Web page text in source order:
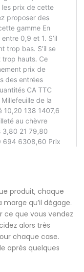
produit, chaque
qu’il dégage.
que vous vendez
alors très
chaque case.
après quelques